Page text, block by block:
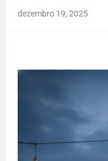
dezembro 19, 2025